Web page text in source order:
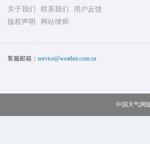
关于我们 联系我们
用户反馈
版权声明
网站律师
客服邮箱： service@weather.com.cn
中国天气网